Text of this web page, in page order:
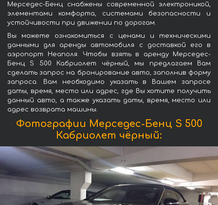
Мерседес-Бенц снабжены современной электроникой,
элементами комфорта, системами безопасности и
устойчивости при движении по дорогам.
Вы можете ознакомиться с ценами и техническими
данными для аренды автомобиля с доставкой его в
аэропорт Неаполя. Чтобы взять в аренду Мерседес-
Бенц S 500 Кабриолет чёрный, мы предлагаем Вам
сделать запрос на бронирование авто, заполнив форму
запроса. Вам необходимо указать в Вашем запросе
даты, время, место или адрес, где Вы хотите получить
данный авто, а также указать даты, время, место или
адрес возврата машины.
Фотографии Мерседес-Бенц S 500
Кабриолет чёрный: